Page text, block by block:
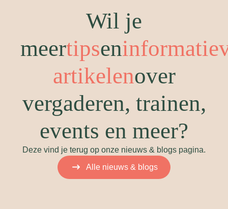
Wil je
meertipsen
artikelenover
vergaderen, trainen,
events en meer?
Deze vind je terug op onze nieuws & blogs pagina.
Alle nieuws & blogs